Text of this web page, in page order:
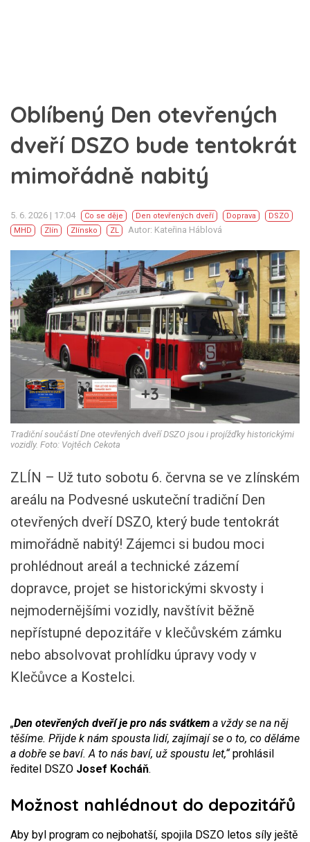
Oblíbený Den otevřených
dveří DSZO bude tentokrát
mimořádně nabitý
5. 6. 2026 | 17:04 Co se děje Den otevřených dveří Doprava
DSZO
MHD
Zlín Zlínsko ZL Autor: Kateřina Háblová
+3
Tradiční součástí Dne otevřených dveří DSZO jsou i projížďky historickými
vozidly. Foto: Vojtěch Cekota
ZLÍN – Už tuto sobotu 6. června se ve zlínském
areálu na Podvesné uskuteční tradiční Den
otevřených dveří DSZO, který bude tentokrát
mimořádně nabitý! Zájemci si budou moci
prohlédnout areál a technické zázemí
dopravce, projet se historickými skvosty i
nejmodernějšími vozidly, navštívit běžně
nepřístupné depozitáře v klečůvském zámku
nebo absolvovat prohlídku úpravy vody v
Klečůvce a Kostelci.
„Den otevřených dveří je pro nás svátkem a vždy se na něj
těšíme. Přijde k nám spousta lidí, zajímají se o to, co děláme
a dobře se baví. A to nás baví, už spoustu let,“prohlásil
ředitel DSZO Josef Kocháň.
Možnost nahlédnout do depozitářů
Aby byl program co nejbohatší, spojila DSZO letos síly ještě